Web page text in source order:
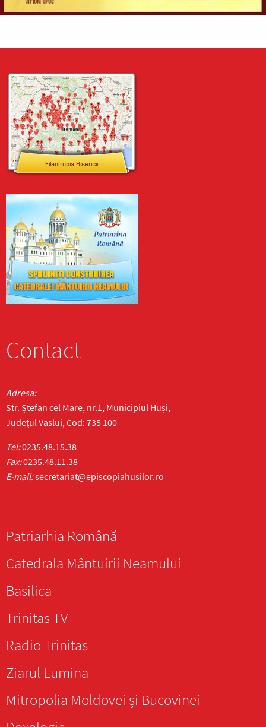
Contact
Adresa:
Str. Ștefan cel Mare, nr.1, Municipiul Huși,
Județul Vaslui, Cod: 735 100
Tel:0235.48.15.38
Fax:0235.48.11.38
E-mail:secretariat@episcopiahusilor.ro
Patriarhia Română
Catedrala Mântuirii Neamului
Basilica
Trinitas TV
Radio Trinitas
Ziarul Lumina
Mitropolia Moldovei și Bucovinei